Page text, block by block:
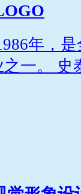
年，
一。